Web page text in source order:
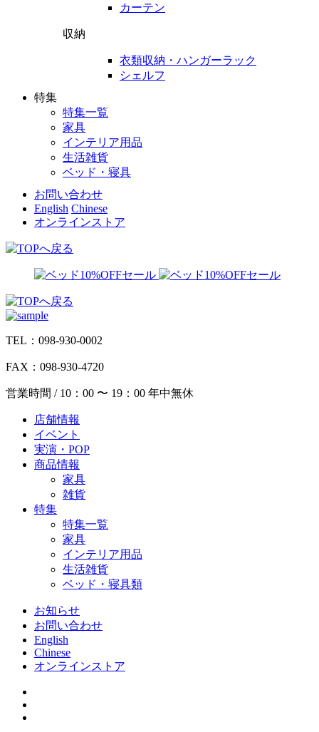
カーテン
収納
衣類収納・ハンガーラック
シェルフ
特集
特集一覧
家具
インテリア用品
生活雑貨
ベッド・寝具
お問い合わせ
English Chinese
オンラインストア
TEL：098-930-0002
FAX：098-930-4720
営業時間 / 10：00 〜 19：00 年中無休
店舗情報
イベント
実演・POP
商品情報
家具
雑貨
特集
特集一覧
家具
インテリア用品
生活雑貨
ベッド・寝具類
お知らせ
お問い合わせ
English
Chinese
オンラインストア